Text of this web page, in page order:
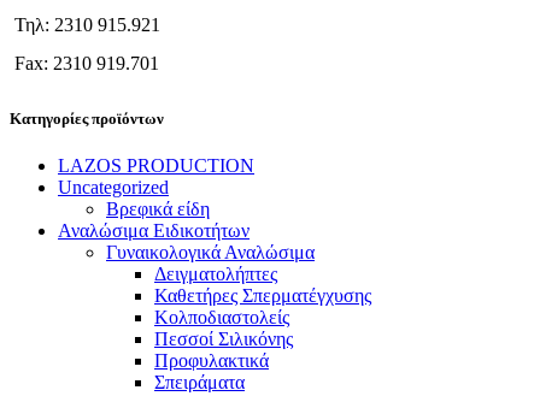
Τηλ: 2310 915.921
Fax: 2310 919.701
Κατηγορίες προϊόντων
LAZOS PRODUCTION
Uncategorized
Βρεφικά είδη
Αναλώσιμα Ειδικοτήτων
Γυναικολογικά Αναλώσιμα
Δειγματολήπτες
Καθετήρες Σπερματέγχυσης
Κολποδιαστολείς
Πεσσοί Σιλικόνης
Προφυλακτικά
Σπειράματα